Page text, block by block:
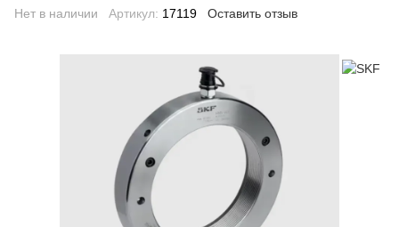
Нет в наличии Артикул: 17119 Оставить отзыв